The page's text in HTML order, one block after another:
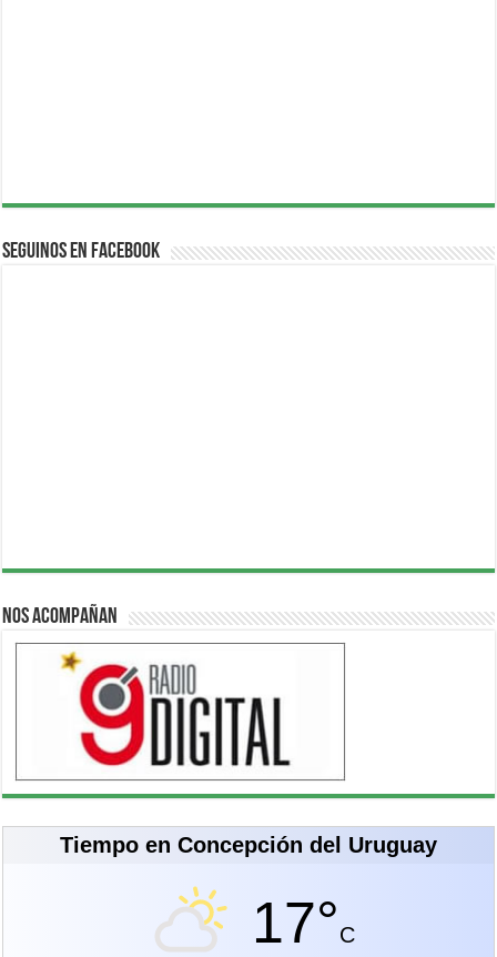
Seguinos en Facebook
Nos acompañan
Tiempo en Concepción del Uruguay
17°C